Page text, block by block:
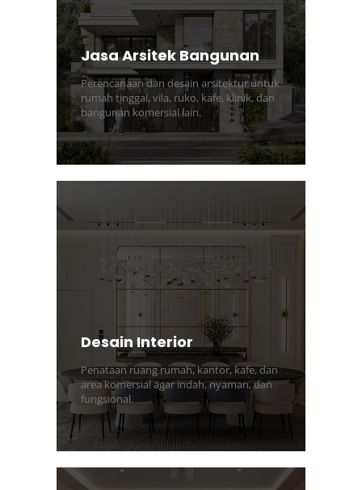
Jasa Arsitek Bangunan
Perencanaan dan desain arsitektur untuk
rumah tinggal, vila, ruko, kafe, klinik, dan
bangunan komersial lain.
Desain Interior
Penataan ruang rumah, kantor, kafe, dan
area komersial agar indah, nyaman, dan
fungsional.